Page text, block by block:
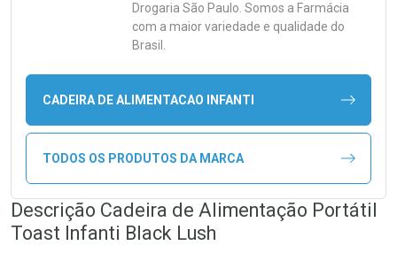
Drogaria São Paulo. Somos a Farmácia
com a maior variedade e qualidade do
Brasil.
CADEIRA DE ALIMENTACAO INFANTI
TODOS OS PRODUTOS DA MARCA
Descrição Cadeira de Alimentação Portátil
Toast Infanti Black Lush